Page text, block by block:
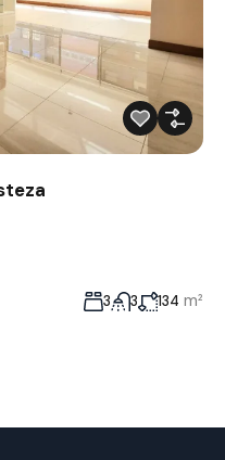
3 3 134 m²